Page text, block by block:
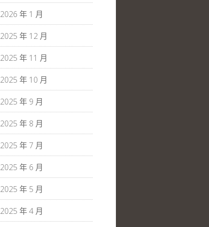
2026 年 1 月
2025 年 12 月
2025 年 11 月
2025 年 10 月
2025 年 9 月
2025 年 8 月
2025 年 7 月
2025 年 6 月
2025 年 5 月
2025 年 4 月